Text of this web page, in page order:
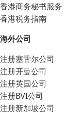
香港商务秘书服务
香港税务指南
海外公司
注册塞舌尔公司
注册开曼公司
注册英国公司
注册BVI公司
注册新加坡公司